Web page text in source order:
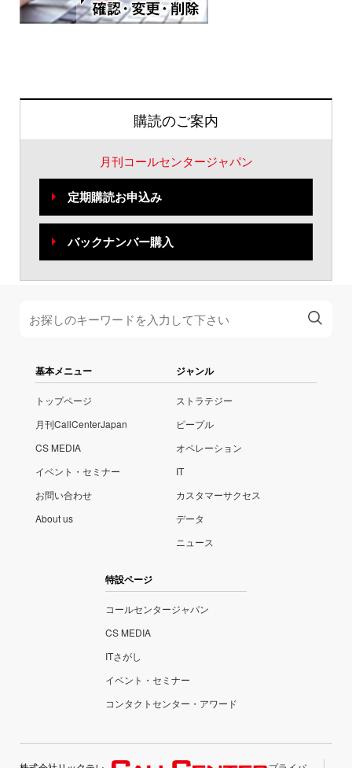
購読のご案内
月刊コールセンタージャパン
定期購読お申込み
バックナンバー購入
基本メニュー
トップページ
月刊CallCenterJapan
CS MEDIA
イベント・セミナー
お問い合わせ
About us
ジャンル
ストラテジー
ピープル
オペレーション
IT
カスタマーサクセス
データ
ニュース
特設ページ
コールセンタージャパン
CS MEDIA
ITさがし
イベント・セミナー
コンタクトセンター・アワード